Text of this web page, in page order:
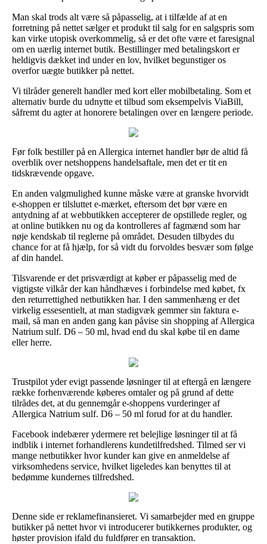
Man skal trods alt være så påpasselig, at i tilfælde af at en
forretning på nettet sælger et produkt til salg for en salgspris som
kan virke utopisk overkommelig, så er det ofte være et faresignal
om en uærlig internet butik. Bestillinger med betalingskort er
heldigvis dækket ind under en lov, hvilket begunstiger os
overfor uægte butikker på nettet.
Vi tilråder generelt handler med kort eller mobilbetaling. Som et
alternativ burde du udnytte et tilbud som eksempelvis ViaBill,
såfremt du agter at honorere betalingen over en længere periode.
Før folk bestiller på en Allergica internet handler bør de altid få
overblik over netshoppens handelsaftale, men det er tit en
tidskrævende opgave.
En anden valgmulighed kunne måske være at granske hvorvidt
e-shoppen er tilsluttet e-mærket, eftersom det bør være en
antydning af at webbutikken accepterer de opstillede regler, og
at online butikken nu og da kontrolleres af fagmænd som har
nøje kendskab til reglerne på området. Desuden tilbydes du
chance for at få hjælp, for så vidt du forvoldes besvær som følge
af din handel.
Tilsvarende er det prisværdigt at køber er påpasselig med de
vigtigste vilkår der kan håndhæves i forbindelse med købet, fx
den returrettighed netbutikken har. I den sammenhæng er det
virkelig essesentielt, at man stadigvæk gemmer sin faktura e-
mail, så man en anden gang kan påvise sin shopping af Allergica
Natrium sulf. D6 – 50 ml, hvad end du skal købe til en dame
eller herre.
Trustpilot yder evigt passende løsninger til at eftergå en længere
række forhenværende køberes omtaler og på grund af dette
tilrådes det, at du gennemgår e-shoppens vurderinger af
Allergica Natrium sulf. D6 – 50 ml forud for at du handler.
Facebook indebærer ydermere ret belejlige løsninger til at få
indblik i internet forhandlerens kundetilfredshed. Tilmed ser vi
mange netbutikker hvor kunder kan give en anmeldelse af
virksomhedens service, hvilket ligeledes kan benyttes til at
bedømme kundernes tilfredshed.
Denne side er reklamefinansieret. Vi samarbejder med en gruppe
butikker på nettet hvor vi introducerer butikkernes produkter, og
høster provision ifald du fuldfører en transaktion.